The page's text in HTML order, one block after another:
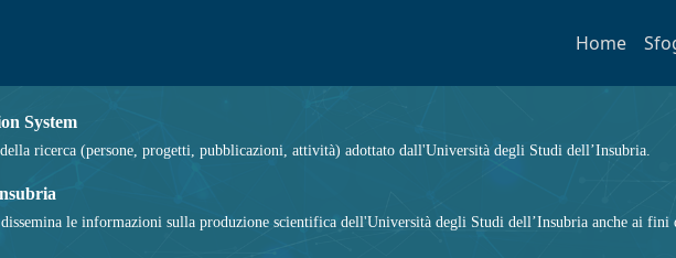
Home
System
ricerca (persone, progetti, pubblicazioni, attività) adottato dall'Università degli Studi dell’Insubria.
le informazioni sulla produzione scientifica dell'Università degli Studi dell’Insubria anche ai fini